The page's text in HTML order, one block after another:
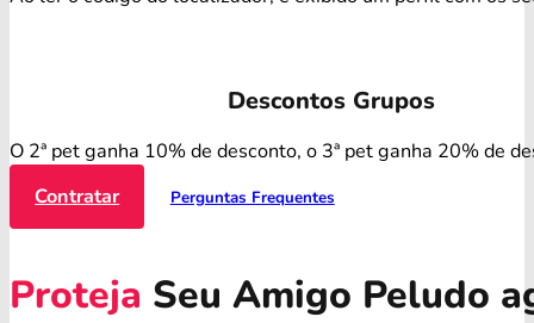
Descontos Grupos
O 2ª pet ganha 10% de desconto, o 3ª pet ganha 20% de
Contratar
Perguntas Frequentes
Proteja Seu Amigo Peludo